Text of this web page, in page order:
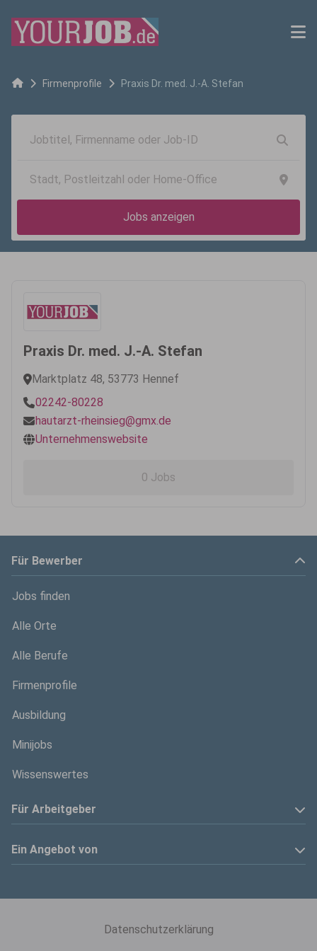
Firmenprofile Praxis Dr. med. J.-A. Stefan
Jobs anzeigen
Praxis Dr. med. J.-A. Stefan
Marktplatz 48, 53773 Hennef
02242-80228
hautarzt-rheinsieg@gmx.de
Unternehmenswebsite
0 Jobs
Für Bewerber
Jobs finden
Alle Orte
Alle Berufe
Firmenprofile
Ausbildung
Minijobs
Wissenswertes
Für Arbeitgeber
Anzeige schalten
Ein Angebot von
Datenschutzerklärung